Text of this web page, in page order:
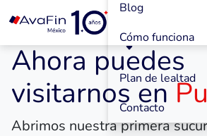
Saltar
Blog
Cómo funciona
Plan de lealtad
Contacto
Ahora puedes
visitarnos en
Abrimos nuestra primera